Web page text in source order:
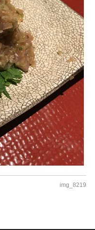
img_8219